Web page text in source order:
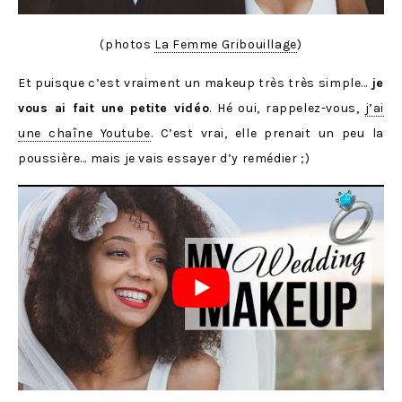
(photos La Femme Gribouillage)
Et puisque c’est vraiment un makeup très très simple… je
vous ai fait une petite vidéo. Hé oui, rappelez-vous, j’ai
une chaîne Youtube. C’est vrai, elle prenait un peu la
poussière… mais je vais essayer d’y remédier ;)